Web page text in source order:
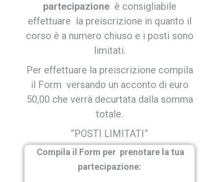
partecipazione è consigliabile
effettuare la preiscrizione in quanto il
corso è a numero chiuso e i posti sono
limitati.
Per effettuare la preiscrizione compila
il Form versando un acconto di euro
50,00 che verrà decurtata dalla somma
totale.
“POSTI LIMITATI”
Compila il Form per prenotare la tua
partecipazione: